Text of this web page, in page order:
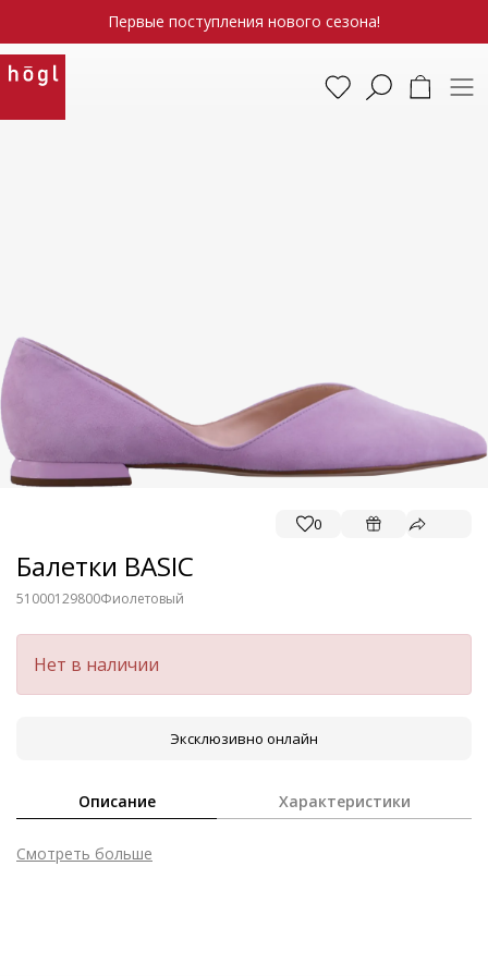
Первые поступления нового сезона!
0
Балетки BASIC
51000129800Фиолетовый
Нет в наличии
Эксклюзивно онлайн
Описание Характеристики
Смотреть больше